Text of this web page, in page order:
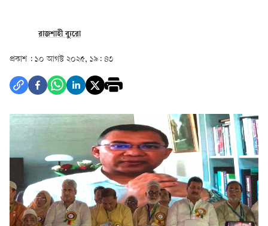
রাজশাহী ব্যুরো
প্রকাশ : ১০ আগস্ট ২০২৫, ১৯: ৪৩